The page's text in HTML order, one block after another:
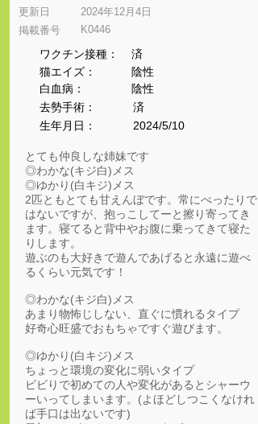
更新日
​掲載番号
2024年12月4日
K0446
ワクチン接種：
猫エイズ：
​白血病：
​去勢手術：
生年月日：
済
陰性
陰性
済
2024/5/10
とても仲良しな姉妹です
◎わかな(キジ白)メス
◎ゆかり(白キジ)メス
2匹ともとても甘えんぼです。常にべったりで
はないですが、抱っこしてーと擦り寄ってき
ます。寝てると背中やお腹に乗ってきて寝た
りします。
遊ぶのも大好きで遊んであげると永遠に遊べ
るくらい元気です！
◎わかな(キジ白)メス
あまり物怖じしない、直ぐに慣れるタイプ
好奇心旺盛でおもちゃですぐ遊びます。
◎ゆかり(白キジ)メス
ちょっと環境の変化に弱いタイプ
ビビりで初めての人や変化があるとシャーウ
ーいってしまいます。(よほどしつこくなけれ
ば手口は出ないです)